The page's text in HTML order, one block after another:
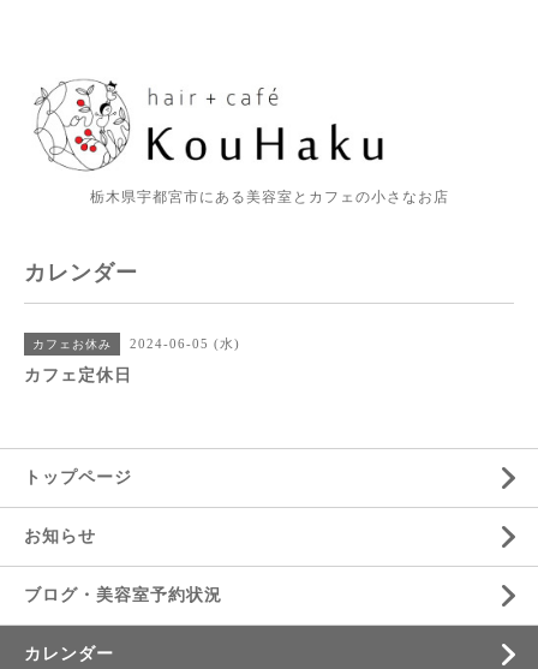
栃木県宇都宮市にある美容室とカフェの小さなお店
カレンダー
カフェお休み 2024-06-05 (水)
カフェ定休日
トップページ
お知らせ
ブログ・美容室予約状況
カレンダー